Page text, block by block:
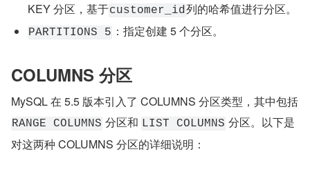
KEY 分区，基于customer_id列的哈希值进行分区。
PARTITIONS 5 ：指定创建 5 个分区。
COLUMNS 分区
RANGE COLUMNS 分区和 LIST COLUMNS 分区。以下是
对这两种 COLUMNS 分区的详细说明：